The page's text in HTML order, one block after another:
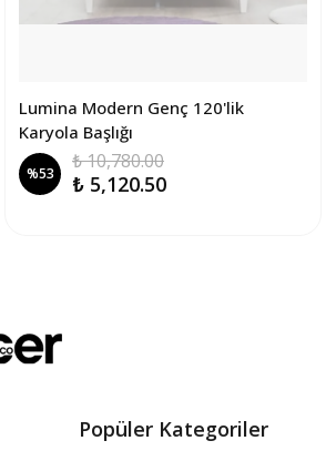
Lumina Modern Genç 120'lik
Karyola Başlığı
%53
₺ 10,780.00
₺ 5,120.50
Popüler Kategoriler